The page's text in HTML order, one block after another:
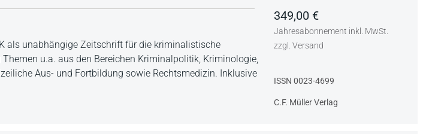
als unabhängige Zeitschrift für die kriminalistische
u.a. aus den Bereichen Kriminalpolitik, Kriminologie,
Aus- und Fortbildung sowie Rechtsmedizin. Inklusive
349,00 €
Jahresabonnement inkl. MwSt.
zzgl. Versand
ISSN 0023-4699
C.F. Müller Verlag